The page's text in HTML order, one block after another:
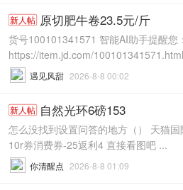
新人帖 原切肥牛卷23.5元/斤
货号100101341571 智能AI助手提醒您
https://item.jd.com/
遇见风甜 2026-8-8 00:02
新人帖 自然光环6磅153
怎么没找到设置问答的地方（） 天猫
10r券消费券-25返利4 直接看图吧 ...
你清醒点 2026-8-8 01:09